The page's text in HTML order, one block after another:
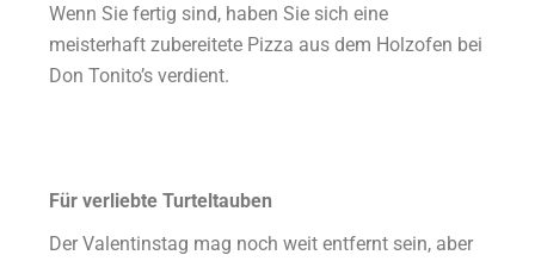
Wenn Sie fertig sind, haben Sie sich eine
meisterhaft zubereitete Pizza aus dem Holzofen bei
Don Tonito’s verdient.
Für verliebte Turteltauben
Der Valentinstag mag noch weit entfernt sein, aber